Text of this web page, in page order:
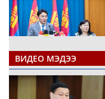
ВИДЕО МЭДЭЭ